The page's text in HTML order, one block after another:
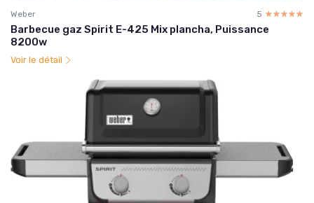
Weber 5 ☆☆☆☆☆
★★★★★
Barbecue gaz Spirit E-425 Mix plancha, Puissance
8200w
Voir le détail